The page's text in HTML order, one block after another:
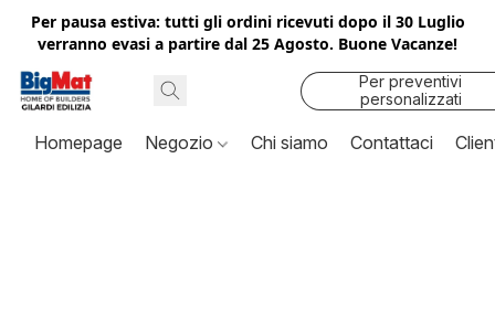
Per pausa estiva: tutti gli ordini ricevuti dopo il 30 Luglio
verranno evasi a partire dal 25 Agosto. Buone Vacanze!
Per preventivi
personalizzati
contattaci
Homepage Negozio Chi siamo Contattaci